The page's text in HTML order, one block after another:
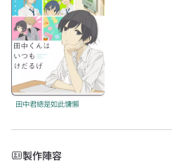
田中君總是如此慵懶
製作陣容